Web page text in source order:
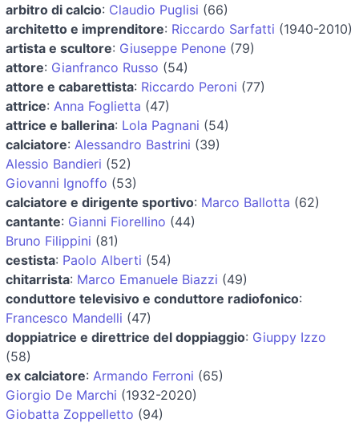
arbitro di calcio: Claudio Puglisi (66)
architetto e imprenditore: Riccardo Sarfatti (1940-2010)
artista e scultore: Giuseppe Penone (79)
attore: Gianfranco Russo (54)
attore e cabarettista: Riccardo Peroni (77)
attrice: Anna Foglietta (47)
attrice e ballerina: Lola Pagnani (54)
calciatore: Alessandro Bastrini (39)
Alessio Bandieri (52)
Giovanni Ignoffo (53)
calciatore e dirigente sportivo: Marco Ballotta (62)
cantante: Gianni Fiorellino (44)
Bruno Filippini (81)
cestista: Paolo Alberti (54)
chitarrista: Marco Emanuele Biazzi (49)
conduttore televisivo e conduttore radiofonico:
Francesco Mandelli (47)
doppiatrice e direttrice del doppiaggio: Giuppy Izzo
(58)
ex calciatore: Armando Ferroni (65)
Giorgio De Marchi (1932-2020)
Giobatta Zoppelletto (94)